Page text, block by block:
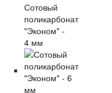
Сотовый
поликарбонат
"Эконом" -
4 мм